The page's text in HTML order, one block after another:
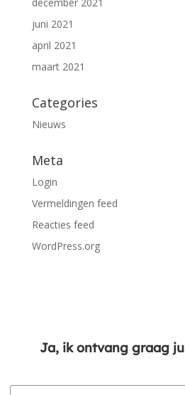
juni 2021
april 2021
maart 2021
Categories
Nieuws
Meta
Login
Vermeldingen feed
Reacties feed
WordPress.org
Ja, ik ontvang graag